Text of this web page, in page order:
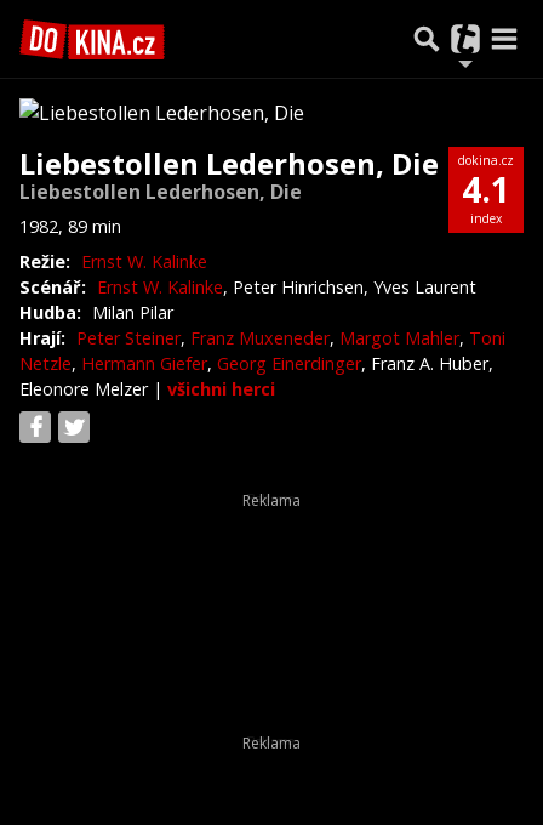
Liebestollen Lederhosen, Die
Liebestollen Lederhosen, Die
1982, 89 min
dokina.cz
4.1
index
Režie: Ernst W. Kalinke
Scénář: Ernst W. Kalinke, Peter Hinrichsen, Yves Laurent
Hudba: Milan Pilar
Hrají: Peter Steiner, Franz Muxeneder, Margot Mahler, Toni
Netzle, Hermann Giefer, Georg Einerdinger, Franz A. Huber,
Eleonore Melzer | všichni herci